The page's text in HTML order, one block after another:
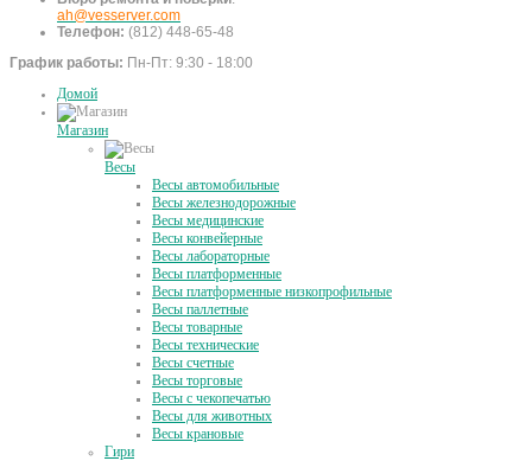
ah@vesserver.com
Телефон: (812) 448-65-48
График работы: Пн-Пт: 9:30 - 18:00
Домой
Магазин
Весы
Весы автомобильные
Весы железнодорожные
Весы медицинские
Весы конвейерные
Весы лабораторные
Весы платформенные
Весы платформенные низкопрофильные
Весы паллетные
Весы товарные
Весы технические
Весы счетные
Весы торговые
Весы с чекопечатью
Весы для животных
Весы крановые
Гири